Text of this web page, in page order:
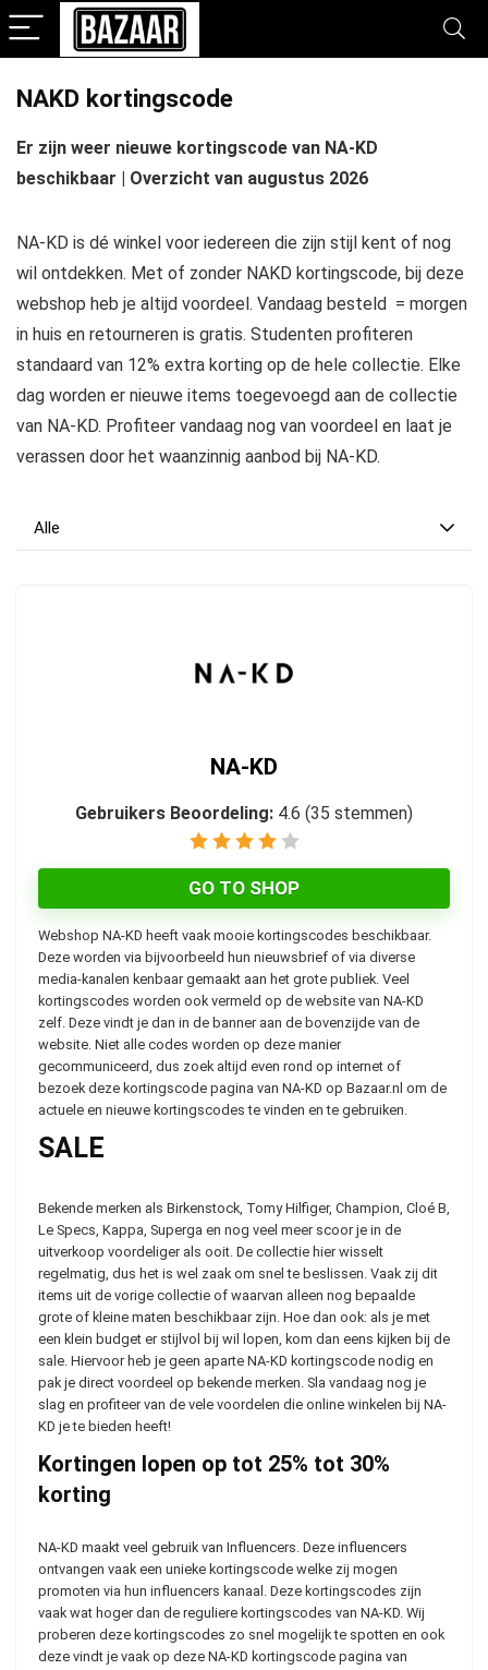
NAKD kortingscode
Er zijn weer nieuwe kortingscode van NA-KD
beschikbaar | Overzicht van augustus 2026
NA-KD is dé winkel voor iedereen die zijn stijl kent of nog
wil ontdekken. Met of zonder NAKD kortingscode, bij deze
webshop heb je altijd voordeel. Vandaag besteld = morgen
in huis en retourneren is gratis. Studenten profiteren
standaard van 12% extra korting op de hele collectie. Elke
dag worden er nieuwe items toegevoegd aan de collectie
van NA-KD. Profiteer vandaag nog van voordeel en laat je
verassen door het waanzinnig aanbod bij NA-KD.
Alle
NA-KD
Gebruikers Beoordeling: 4.6 (35 stemmen)
GO TO SHOP
Webshop NA-KD heeft vaak mooie kortingscodes beschikbaar.
Deze worden via bijvoorbeeld hun nieuwsbrief of via diverse
media-kanalen kenbaar gemaakt aan het grote publiek. Veel
kortingscodes worden ook vermeld op de website van NA-KD
zelf. Deze vindt je dan in de banner aan de bovenzijde van de
website. Niet alle codes worden op deze manier
gecommuniceerd, dus zoek altijd even rond op internet of
bezoek deze kortingscode pagina van NA-KD op Bazaar.nl om de
actuele en nieuwe kortingscodes te vinden en te gebruiken.
SALE
Bekende merken als Birkenstock, Tomy Hilfiger, Champion, Cloé B,
Le Specs, Kappa, Superga en nog veel meer scoor je in de
uitverkoop voordeliger als ooit. De collectie hier wisselt
regelmatig, dus het is wel zaak om snel te beslissen. Vaak zij dit
items uit de vorige collectie of waarvan alleen nog bepaalde
grote of kleine maten beschikbaar zijn. Hoe dan ook: als je met
een klein budget er stijlvol bij wil lopen, kom dan eens kijken bij de
sale. Hiervoor heb je geen aparte NA-KD kortingscode nodig en
pak je direct voordeel op bekende merken. Sla vandaag nog je
slag en profiteer van de vele voordelen die online winkelen bij NA-
KD je te bieden heeft!
Kortingen lopen op tot 25% tot 30%
korting
NA-KD maakt veel gebruik van Influencers. Deze influencers
ontvangen vaak een unieke kortingscode welke zij mogen
promoten via hun influencers kanaal. Deze kortingscodes zijn
vaak wat hoger dan de reguliere kortingscodes van NA-KD. Wij
proberen deze kortingscodes zo snel mogelijk te spotten en ook
deze vindt je vaak op deze NA-KD kortingscode pagina van